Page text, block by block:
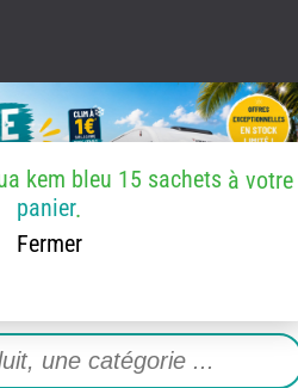
kem bleu 15 sachets à votre
panier.
Fermer